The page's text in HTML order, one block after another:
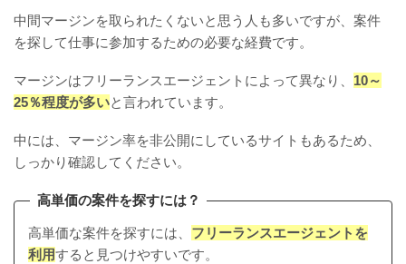
中間マージンを取られたくないと思う人も多いですが、案件
を探して仕事に参加するための必要な経費です。
マージンはフリーランスエージェントによって異なり、 10～
25％程度が多いと言われています。
中には、マージン率を非公開にしているサイトもあるため、
しっかり確認してください。
高単価の案件を探すには？
高単価な案件を探すには、 フリーランスエージェントを
利用すると見つけやすいです。